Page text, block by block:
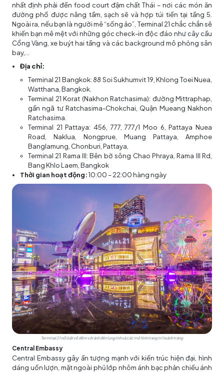
nhất định phải đến food court đậm chất Thái – nơi các món ăn
đường phố được nâng tầm, sạch sẽ và hợp túi tiền tại tầng 5.
Ngoài ra, nếu bạn là người mê “sống ảo”, Terminal 21 chắc chắn sẽ
khiến bạn mê mệt với những góc check-in độc đáo như cây cầu
Cổng Vàng, xe buýt hai tầng và các background mô phỏng sân
bay,...
Địa chỉ:
Terminal 21 Bangkok: 88 Soi Sukhumvit 19, Khlong Toei Nuea,
Watthana, Bangkok.
Terminal 21 Korat (Nakhon Ratchasima): đường Mittraphap,
gần ngã tư Ratchasima-Chokchai, Quận Mueang Nakhon
Ratchasima.
Terminal 21 Pattaya: 456, 777, 777/1 Moo 6, Pattaya Nuea
Road, Naklua, Nongprue, Muang Pattaya, Amphoe
Banglamung, Chonburi, Pattaya,
Terminal 21 Rama III: Bên bờ sông Chao Phraya, Rama III Rd,
Bang Khlo Laem, Bangkok
Thời gian hoạt động:10:00 – 22:00 hàng ngày
Terminal 21 nổi bật về đêm với ánh đèn lung linh và các mô hình trang trí hoành tráng
Central Embassy
Central Embassy gây ấn tượng mạnh với kiến trúc hiện đại, hình
dáng uốn lượn, mặt ngoài phủ lớp nhôm ánh bạc phản chiếu ánh